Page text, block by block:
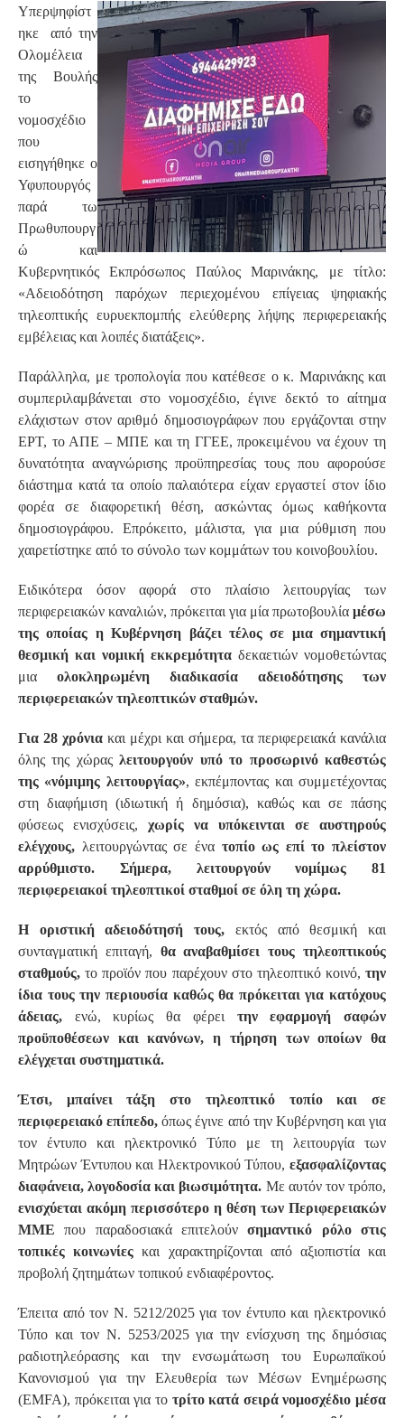
Υπερψηφίστ
ηκε από την
Ολομέλεια
της Βουλής
το
νομοσχέδιο
που
εισηγήθηκε ο
Υφυπουργός
παρά τω
Πρωθυπουργ
ώ και
Κυβερνητικός Εκπρόσωπος Παύλος Μαρινάκης, με τίτλο:
«Αδειοδότηση παρόχων περιεχομένου επίγειας ψηφιακής
τηλεοπτικής ευρυεκπομπής ελεύθερης λήψης περιφερειακής
εμβέλειας και λοιπές διατάξεις».
Παράλληλα, με τροπολογία που κατέθεσε ο κ. Μαρινάκης και
συμπεριλαμβάνεται στο νομοσχέδιο, έγινε δεκτό το αίτημα
ελάχιστων στον αριθμό δημοσιογράφων που εργάζονται στην
ΕΡΤ, το ΑΠΕ – ΜΠΕ και τη ΓΓΕΕ, προκειμένου να έχουν τη
δυνατότητα αναγνώρισης προϋπηρεσίας τους που αφορούσε
διάστημα κατά τα οποίο παλαιότερα είχαν εργαστεί στον ίδιο
φορέα σε διαφορετική θέση, ασκώντας όμως καθήκοντα
δημοσιογράφου. Επρόκειτο, μάλιστα, για μια ρύθμιση που
χαιρετίστηκε από το σύνολο των κομμάτων του κοινοβουλίου.
Ειδικότερα όσον αφορά στο πλαίσιο λειτουργίας των
περιφερειακών καναλιών, πρόκειται για μία πρωτοβουλία μέσω
της οποίας η Κυβέρνηση βάζει τέλος σε μια σημαντική
θεσμική και νομική εκκρεμότητα δεκαετιών νομοθετώντας
μια ολοκληρωμένη διαδικασία αδειοδότησης των
περιφερειακών τηλεοπτικών σταθμών.
Για 28 χρόνια και μέχρι και σήμερα, τα περιφερειακά κανάλια
όλης της χώραςλειτουργούν υπό το προσωρινό καθεστώς
της «νόμιμης λειτουργίας», εκπέμποντας και συμμετέχοντας
στη διαφήμιση (ιδιωτική ή δημόσια), καθώς και σε πάσης
φύσεως ενισχύσεις, χωρίς να υπόκεινται σε αυστηρούς
ελέγχους, λειτουργώντας σε ένα τοπίο ως επί το πλείστον
αρρύθμιστο. Σήμερα, λειτουργούν νομίμως 81
περιφερειακοί τηλεοπτικοί σταθμοί σε όλη τη χώρα.
Η οριστική αδειοδότησή τους, εκτός από θεσμική και
συνταγματική επιταγή, θα αναβαθμίσει τους τηλεοπτικούς
σταθμούς, το προϊόν που παρέχουν στο τηλεοπτικό κοινό, την
ίδια τους την περιουσία καθώς θα πρόκειται για κατόχους
άδειας, ενώ, κυρίως θα φέρει την εφαρμογή σαφών
προϋποθέσεων και κανόνων, η τήρηση των οποίων θα
ελέγχεται συστηματικά.
Έτσι, μπαίνει τάξη στο τηλεοπτικό τοπίο και σε
περιφερειακό επίπεδο, όπως έγινε από την Κυβέρνηση και για
τον έντυπο και ηλεκτρονικό Τύπο με τη λειτουργία των
Μητρώων Έντυπου και Ηλεκτρονικού Τύπου, εξασφαλίζοντας
διαφάνεια, λογοδοσία και βιωσιμότητα. Με αυτόν τον τρόπο,
ενισχύεται ακόμη περισσότερο η θέση των Περιφερειακών
ΜΜΕπου παραδοσιακά επιτελούνσημαντικό ρόλο στις
τοπικές κοινωνίες και χαρακτηρίζονται από αξιοπιστία και
προβολή ζητημάτων τοπικού ενδιαφέροντος.
Έπειτα από τον Ν. 5212/2025 για τον έντυπο και ηλεκτρονικό
Τύπο και τον Ν. 5253/2025 για την ενίσχυση της δημόσιας
ραδιοτηλεόρασης και την ενσωμάτωση του Ευρωπαϊκού
Κανονισμού για την Ελευθερία των Μέσων Ενημέρωσης
(EMFA), πρόκειται για το τρίτο κατά σειρά νομοσχέδιο μέσα